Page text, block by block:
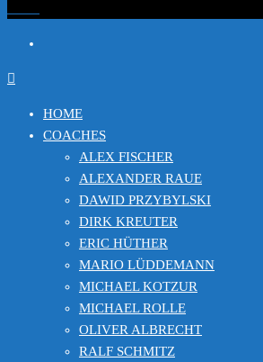
HOME
COACHES
ALEX FISCHER
ALEXANDER RAUE
DAWID PRZYBYLSKI
DIRK KREUTER
ERIC HÜTHER
MARIO LÜDDEMANN
MICHAEL KOTZUR
MICHAEL ROLLE
OLIVER ALBRECHT
RALF SCHMITZ